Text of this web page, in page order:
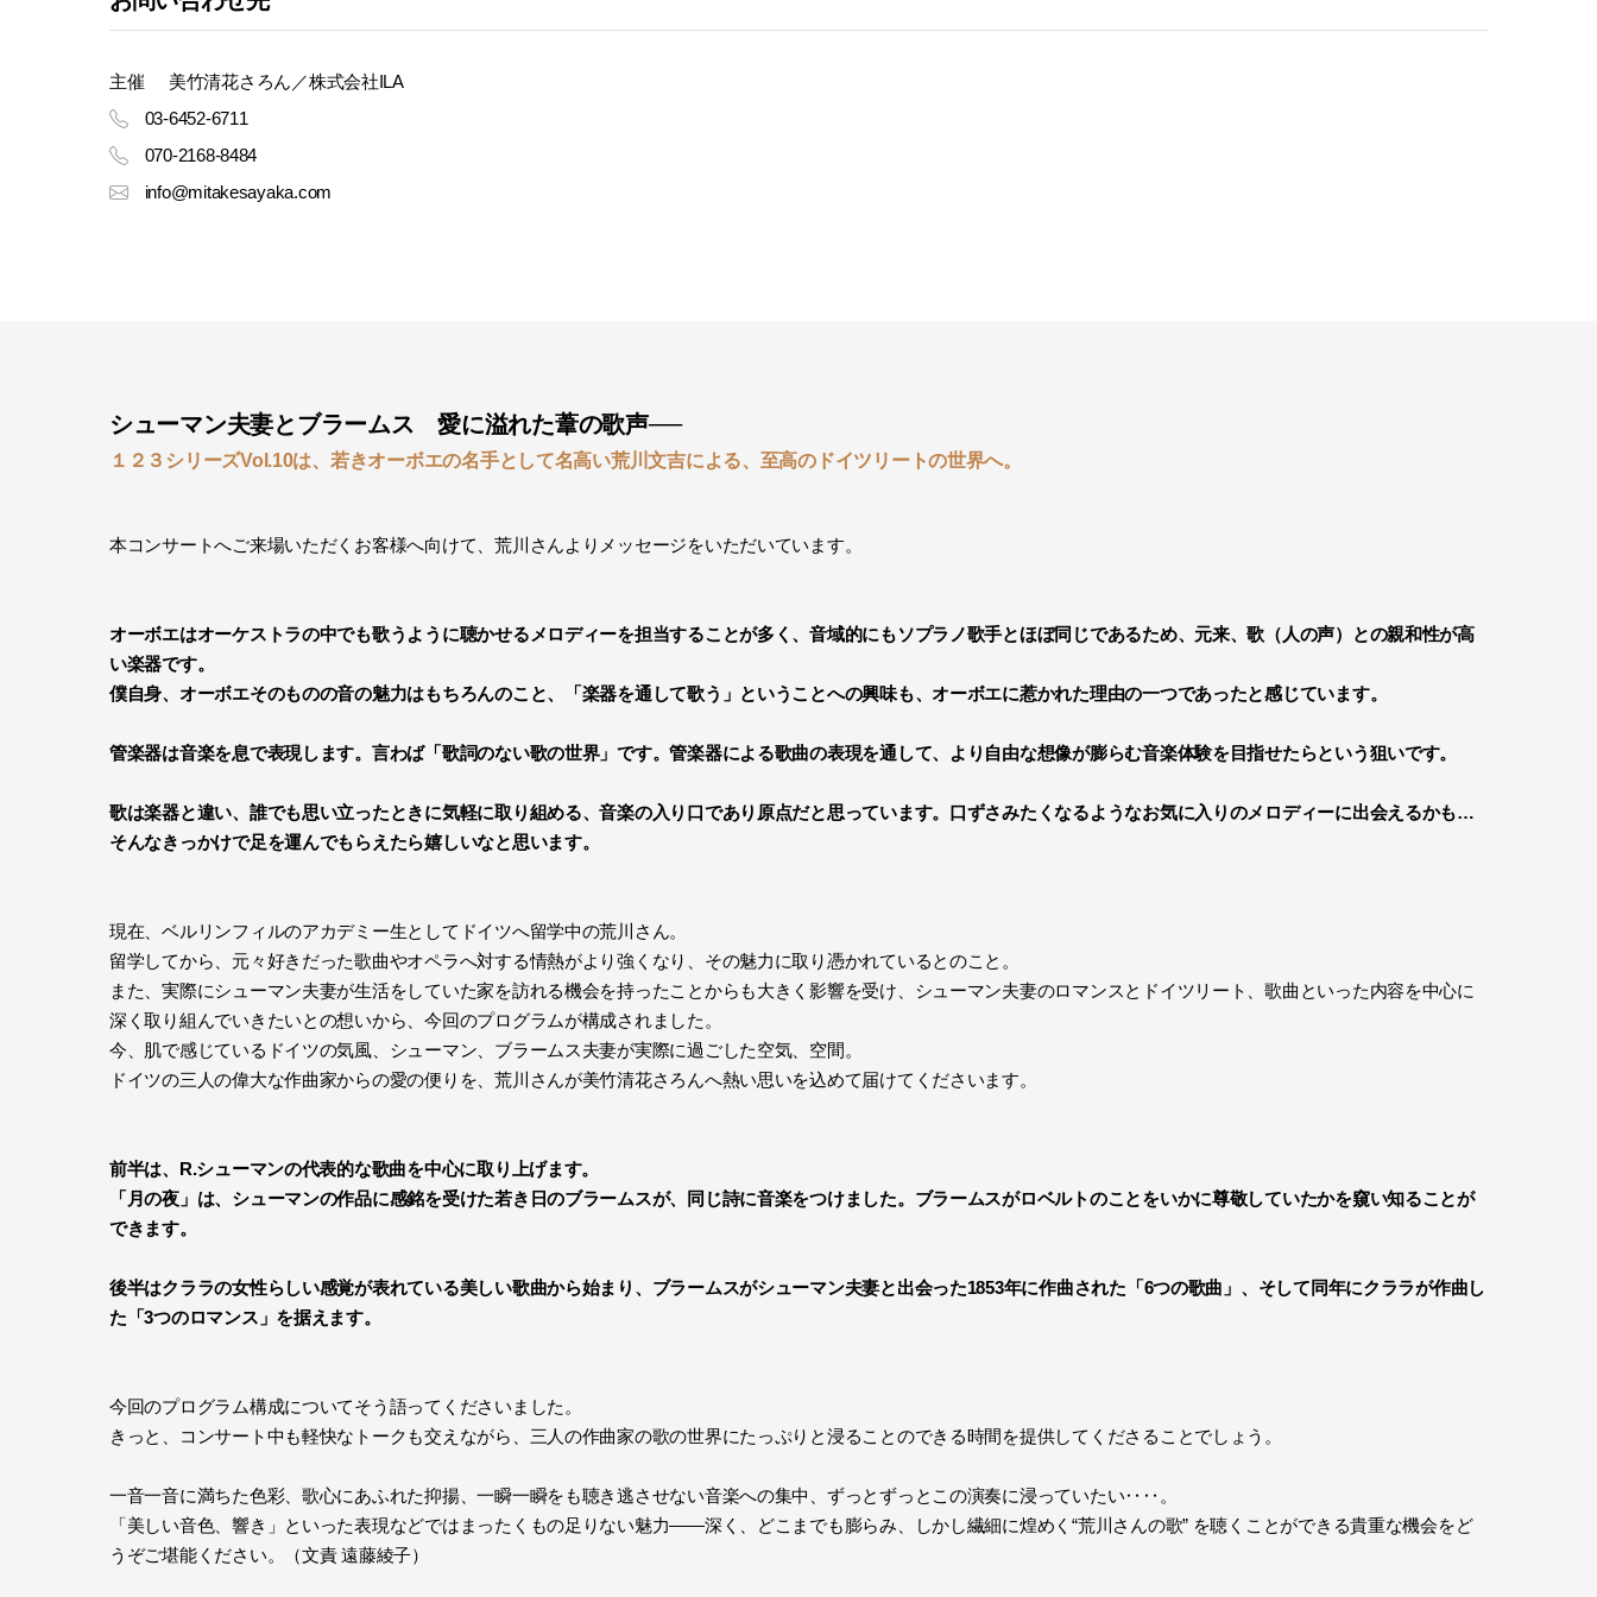
主催
美竹清花さろん／株式会社ILA
03-6452-6711
070-2168-8484
info@mitakesayaka.com
シューマン夫妻とブラームス 愛に溢れた葦の歌声──
１２３シリーズVol.10は、若きオーボエの名手として名高い荒川文吉による、至高のドイツリートの世界へ。
本コンサートへご来場いただくお客様へ向けて、荒川さんよりメッセージをいただいています。
オーボエはオーケストラの中でも歌うように聴かせるメロディーを担当することが多く、音域的にもソプラノ歌手とほぼ同じであるため、元来、歌（人の声）との親和性が高
い楽器です。
僕自身、オーボエそのものの音の魅力はもちろんのこと、「楽器を通して歌う」ということへの興味も、オーボエに惹かれた理由の一つであったと感じています。
管楽器は音楽を息で表現します。言わば「歌詞のない歌の世界」です。管楽器による歌曲の表現を通して、より自由な想像が膨らむ音楽体験を目指せたらという狙いです。
歌は楽器と違い、誰でも思い立ったときに気軽に取り組める、音楽の入り口であり原点だと思っています。口ずさみたくなるようなお気に入りのメロディーに出会えるかも…
そんなきっかけで足を運んでもらえたら嬉しいなと思います。
現在、ベルリンフィルのアカデミー生としてドイツへ留学中の荒川さん。
留学してから、元々好きだった歌曲やオペラへ対する情熱がより強くなり、その魅力に取り憑かれているとのこと。
また、実際にシューマン夫妻が生活をしていた家を訪れる機会を持ったことからも大きく影響を受け、シューマン夫妻のロマンスとドイツリート、歌曲といった内容を中心に
深く取り組んでいきたいとの想いから、今回のプログラムが構成されました。
今、肌で感じているドイツの気風、シューマン、ブラームス夫妻が実際に過ごした空気、空間。
ドイツの三人の偉大な作曲家からの愛の便りを、荒川さんが美竹清花さろんへ熱い思いを込めて届けてくださいます。
前半は、R.シューマンの代表的な歌曲を中心に取り上げます。
「月の夜」は、シューマンの作品に感銘を受けた若き日のブラームスが、同じ詩に音楽をつけました。ブラームスがロベルトのことをいかに尊敬していたかを窺い知ることが
できます。
後半はクララの女性らしい感覚が表れている美しい歌曲から始まり、ブラームスがシューマン夫妻と出会った1853年に作曲された「6つの歌曲」、そして同年にクララが作曲し
た「3つのロマンス」を据えます。
今回のプログラム構成についてそう語ってくださいました。
きっと、コンサート中も軽快なトークも交えながら、三人の作曲家の歌の世界にたっぷりと浸ることのできる時間を提供してくださることでしょう。
一音一音に満ちた色彩、歌心にあふれた抑揚、一瞬一瞬をも聴き逃させない音楽への集中、ずっとずっとこの演奏に浸っていたい‥‥。
「美しい音色、響き」といった表現などではまったくもの足りない魅力――深く、どこまでも膨らみ、しかし繊細に煌めく“荒川さんの歌” を聴くことができる貴重な機会をど
うぞご堪能ください。（文責 遠藤綾子）